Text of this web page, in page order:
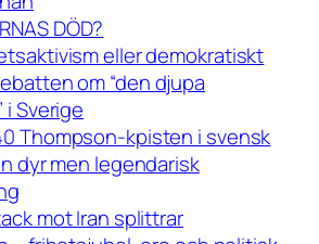
DÖD?
eller demokratiskt
om “den djupa
i Sverige
Thompson-kpisten i svensk
dyr men legendarisk
mot Iran splittrar